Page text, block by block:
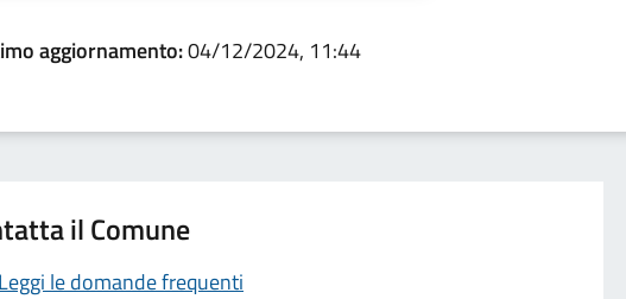
aggiornamento:04/12/2024, 11:44
il Comune
le domande frequenti